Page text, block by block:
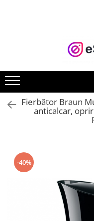
Accesorii Auto
Anvelope & Jante
Covorase auto
Echipamente pentru
Intretinere & Cosmetica
Reparatii si echipamente
Trotinete electrice
Casa, Gradina & Bricolaj
Bucatarie & Servire
Fierbător Braun
anticalcar,
-40%